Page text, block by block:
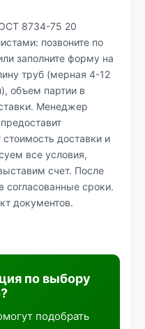
8734-75 20
позвоните по
заполните форму на
труб (мерная 4-12
объем партии в
Менеджер
доставки и
все условия,
счет. После
согласованные сроки.
документов.
по выбору
подобрать